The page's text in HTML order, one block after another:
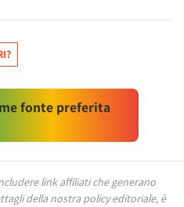
fonte preferita
link affiliati che generano
della nostra policy editoriale, è